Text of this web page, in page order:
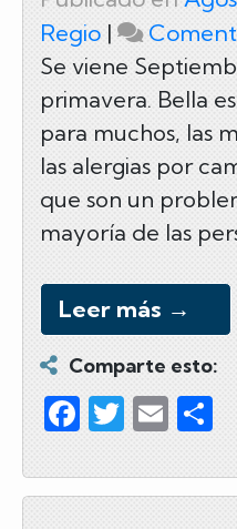
Regio|
Se viene
primavera. Bella
para muchos, las
las alergias por
que son un
mayoría de las
Leer más →
Comparte esto:
F
c
T
tt
E
ail
C